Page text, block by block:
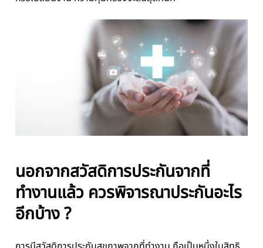
นอกจากสวัสดิการประกันจากที่
ทำงานแล้ว ควรพิจารณาประกันอะไร
อีกบ้าง ?